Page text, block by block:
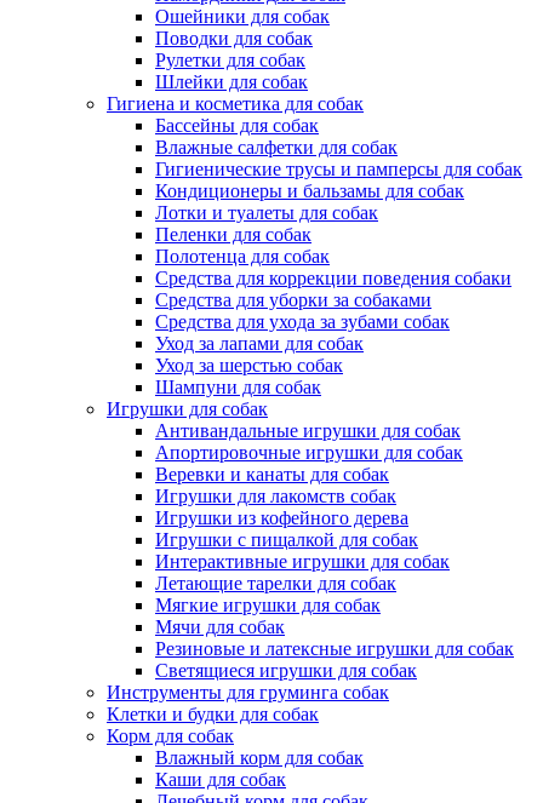
Ошейники для собак
Поводки для собак
Рулетки для собак
Шлейки для собак
Гигиена и косметика для собак
Бассейны для собак
Влажные салфетки для собак
Гигиенические трусы и памперсы для собак
Кондиционеры и бальзамы для собак
Лотки и туалеты для собак
Пеленки для собак
Полотенца для собак
Средства для коррекции поведения собаки
Средства для уборки за собаками
Средства для ухода за зубами собак
Уход за лапами для собак
Уход за шерстью собак
Шампуни для собак
Игрушки для собак
Антивандальные игрушки для собак
Апортировочные игрушки для собак
Веревки и канаты для собак
Игрушки для лакомств собак
Игрушки из кофейного дерева
Игрушки с пищалкой для собак
Интерактивные игрушки для собак
Летающие тарелки для собак
Мягкие игрушки для собак
Мячи для собак
Резиновые и латексные игрушки для собак
Светящиеся игрушки для собак
Инструменты для груминга собак
Клетки и будки для собак
Корм для собак
Влажный корм для собак
Каши для собак